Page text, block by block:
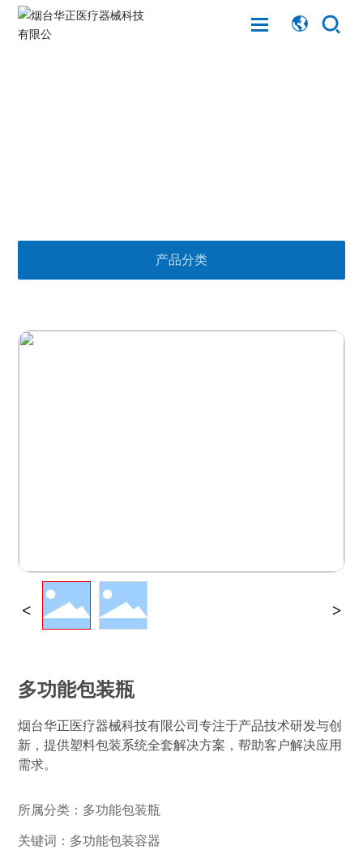
专题报道
职业发展
产品分类
多功能包装瓶
烟台华正医疗器械科技有限公司专注于产品技术研发与创
新，提供塑料包装系统全套解决方案，帮助客户解决应用
需求。
所属分类： 多功能包装瓶
关键词： 多功能包装容器